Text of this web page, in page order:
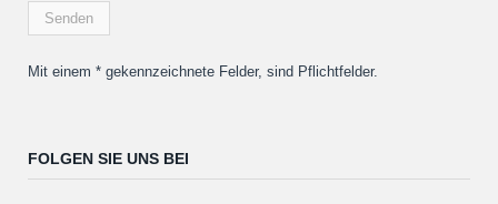
Mit einem * gekennzeichnete Felder, sind Pflichtfelder.
FOLGEN SIE UNS BEI